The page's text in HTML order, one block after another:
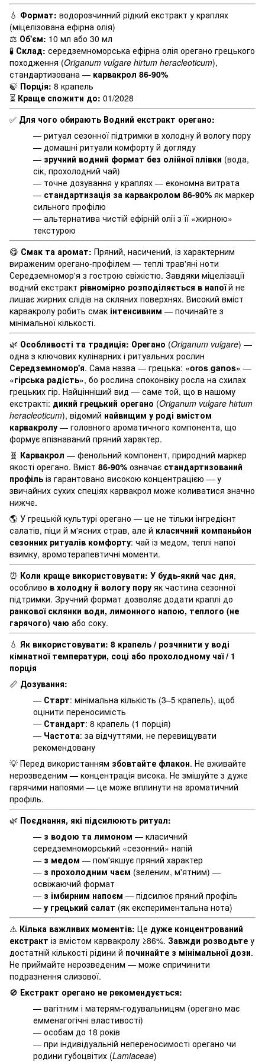
💧 Формат: водорозчинний рідкий екстракт у краплях
(міцелізована ефірна олія)
⚖️ Об'єм: 10 мл або 30 мл
🧪 Склад: середземноморська ефірна олія орегано грецького
походження (Origanum vulgare hirtum heracleoticum),
стандартизована — карвакрол 86-90%
🍃 Порція: 8 крапель
⏳ Краще спожити до: 01/2028
✅ Для чого обирають Водний екстракт орегано:
— ритуал сезонної підтримки в холодну й вологу пору
— домашні ритуали комфорту й догляду
— зручний водний формат без олійної плівки (вода,
сік, прохолодний чай)
— точне дозування у краплях — економна витрата
— стандартизація за карвакролом 86-90% як маркер
сильного профілю
— альтернатива чистій ефірній олії з її «жирною»
текстурою
😋 Смак та аромат: Пряний, насичений, із характерним
вираженим орегано-профілем — теплі трав'яні ноти
Середземномор'я з гострою свіжістю. Завдяки міцелізації
водний екстракт рівномірно розподіляється в напоїй не
лишає жирних слідів на скляних поверхнях. Високий вміст
карвакролу робить смак інтенсивним — починайте з
мінімальної кількості.
🌿 Особливості та традиція: Орегано (Origanum vulgare) —
одна з ключових кулінарних і ритуальних рослин
Середземномор'я. Сама назва — грецька: «oros ganos» —
«гірська радість», бо рослина споконвіку росла на схилах
грецьких гір. Найцінніший вид — саме той, що в нашому
екстракті: дикий грецький орегано (Origanum vulgare hirtum
heracleoticum), відомий найвищим у роді вмістом
карвакролу — головного ароматичного компонента, що
формує впізнаваний пряний характер.
🧬 Карвакрол — фенольний компонент, природний маркер
якості орегано. Вміст 86-90% означає стандартизований
профіль із гарантовано високою концентрацією — у
звичайних сухих спеціях карвакрол може коливатися значно
нижче.
🌎 У грецькій культурі орегано — це не тільки інгредієнт
салатів, піци й м'ясних страв, але й класичний компаньйон
сезонних ритуалів комфорту: чай із медом, теплі напої
взимку, аромотерапевтичні моменти.
⏰ Коли краще використовувати: У будь-який час дня,
особливо в холодну й вологу пору як частина сезонної
підтримки. Зручний формат дозволяє додати краплі до
ранкової склянки води, лимонного напою, теплого (не
гарячого) чаю або соку.
💧 Як використовувати: 8 крапель / розчинити у воді
кімнатної температури, соці або прохолодному чаї / 1
порція
📏 Дозування:
— Старт: мінімальна кількість (3–5 крапель), щоб
оцінити переносимість
— Стандарт: 8 крапель (1 порція)
— Частота: за відчуттями, не перевищувати
рекомендовану
💡 Перед використанням збовтайте флакон. Не вживайте
нерозведеним — концентрація висока. Не змішуйте з дуже
гарячими напоями — це може вплинути на ароматичний
профіль.
🌿 Поєднання, які підсилюють ритуал:
— з водою та лимоном — класичний
середземноморський «сезонний» напій
— з медом — пом'якшує пряний характер
— з прохолодним чаєм (зеленим, м'ятним) —
освіжаючий формат
— з імбирним напоєм — підсилює пряний профіль
— у грецький салат (як експериментальна нота)
⚠️ Кілька важливих моментів: Це дуже концентрований
екстракт із вмістом карвакролу ≥86%. Завжди розводьте у
достатній кількості рідини й починайте з мінімальної дози.
Не приймайте нерозведеним — може спричинити
подразнення слизової.
🚫 Екстракт орегано не рекомендується:
— вагітним і матерям-годувальницям (орегано має
емменагогічні властивості)
— особам до 18 років
— при індивідуальній непереносимості орегано чи
родини губоцвітих (Lamiaceae)